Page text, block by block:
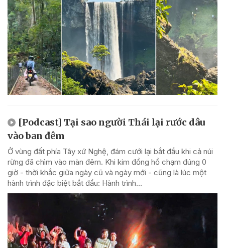
[Podcast] Tại sao người Thái lại rước dâu
vào ban đêm
Ở vùng đất phía Tây xứ Nghệ, đám cưới lại bắt đầu khi cả núi
rừng đã chìm vào màn đêm. Khi kim đồng hồ chạm đúng 0
giờ - thời khắc giữa ngày cũ và ngày mới - cũng là lúc một
hành trình đặc biệt bắt đầu: Hành trình...